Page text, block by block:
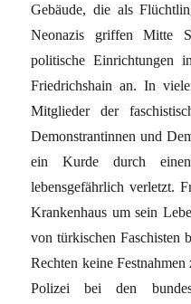
Gebäude, die als
Neonazis griffen Mitte
politische Einrichtungen
Friedrichshain an. In
Mitglieder der
Demonstrantinnen und
ein Kurde durch
lebensgefährlich verletzt.
Krankenhaus um sein
von türkischen Faschisten
Rechten keine
Polizei bei den